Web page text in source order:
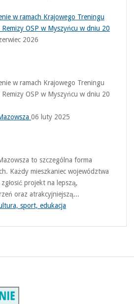
w ramach Krajowego Treningu
OSP w Myszyńcu w dniu 20
2026
w ramach Krajowego Treningu
OSP w Myszyńcu w dniu 20
06 luty 2025
to szczególna forma
Każdy mieszkaniec województwa
projekt na lepszą,
oraz atrakcyjniejszą...
sport, edukacja